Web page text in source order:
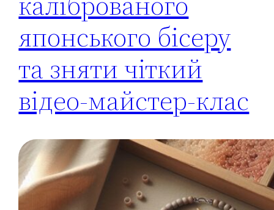
японського бісеру
та зняти чіткий
відео-майстер-клас